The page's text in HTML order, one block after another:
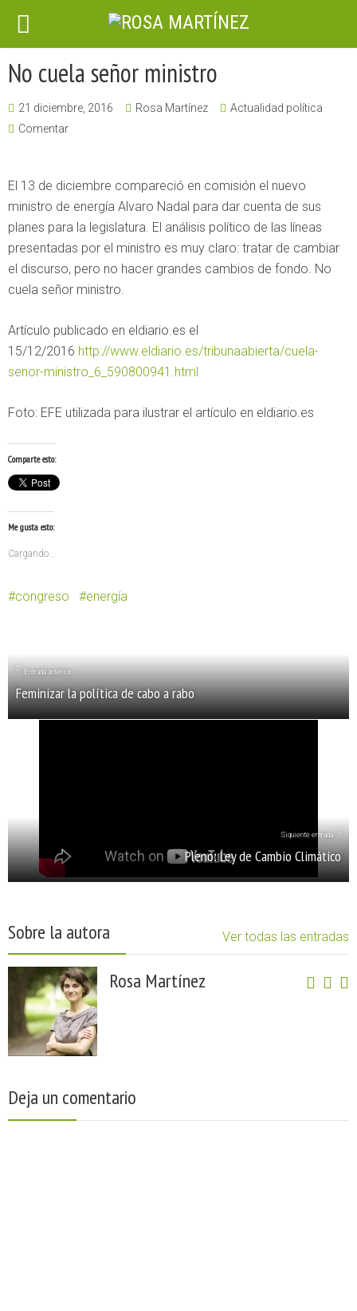
No cuela señor ministro
21 diciembre, 2016 Rosa Martínez
Actualidad política
Comentar
El 13 de diciembre compareció en comisión el nuevo
ministro de energía Alvaro Nadal para dar cuenta de sus
planes para la legislatura. El análisis político de las líneas
presentadas por el ministro es muy claro: tratar de cambiar
el discurso, pero no hacer grandes cambios de fondo. No
cuela señor ministro.
Artículo publicado en eldiario.es el
15/12/2016 http://www.eldiario.es/tribunaabierta/cuela-
senor-ministro_6_590800941.html
Foto: EFE utilizada para ilustrar el artículo en eldiario.es
Comparte esto:
Me gusta esto:
Cargando...
congreso energía
Entrada anterior
Feminizar la política de cabo a rabo
Siquiente entrada
Pleno: Ley de Cambio Climático
Sobre la autora Ver todas las entradas
Rosa Martínez
Deja un comentario